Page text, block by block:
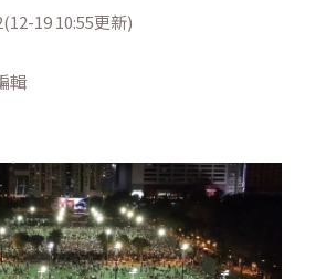
19 10:55更新)
輯